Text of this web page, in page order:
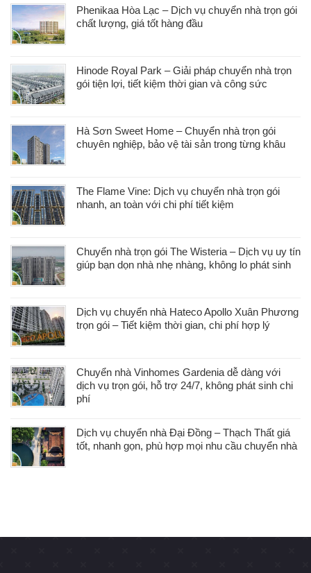
Phenikaa Hòa Lạc – Dịch vụ chuyển nhà trọn gói
chất lượng, giá tốt hàng đầu
Hinode Royal Park – Giải pháp chuyển nhà trọn
gói tiện lợi, tiết kiệm thời gian và công sức
Hà Sơn Sweet Home – Chuyển nhà trọn gói
chuyên nghiệp, bảo vệ tài sản trong từng khâu
The Flame Vine: Dịch vụ chuyển nhà trọn gói
nhanh, an toàn với chi phí tiết kiệm
Chuyển nhà trọn gói The Wisteria – Dịch vụ uy tín
giúp bạn dọn nhà nhẹ nhàng, không lo phát sinh
Dịch vụ chuyển nhà Hateco Apollo Xuân Phương
trọn gói – Tiết kiệm thời gian, chi phí hợp lý
Chuyển nhà Vinhomes Gardenia dễ dàng với
dịch vụ trọn gói, hỗ trợ 24/7, không phát sinh chi
phí
Dịch vụ chuyển nhà Đại Đồng – Thạch Thất giá
tốt, nhanh gọn, phù hợp mọi nhu cầu chuyển nhà